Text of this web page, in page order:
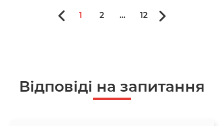
1 2 ... 12
Відповіді на запитання